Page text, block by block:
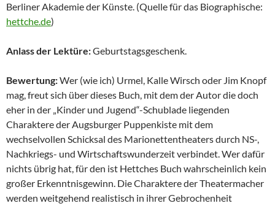
Berliner Akademie der Künste. (Quelle für das Biographische:
hettche.de)
Anlass der Lektüre:Geburtstagsgeschenk.
Bewertung:Wer (wie ich) Urmel, Kalle Wirsch oder Jim Knopf
mag, freut sich über dieses Buch, mit dem der Autor die doch
eher in der „Kinder und Jugend“-Schublade liegenden
Charaktere der Augsburger Puppenkiste mit dem
wechselvollen Schicksal des Marionettentheaters durch NS-,
Nachkriegs- und Wirtschaftswunderzeit verbindet. Wer dafür
nichts übrig hat, für den ist Hettches Buch wahrscheinlich kein
großer Erkenntnisgewinn. Die Charaktere der Theatermacher
werden weitgehend realistisch in ihrer Gebrochenheit